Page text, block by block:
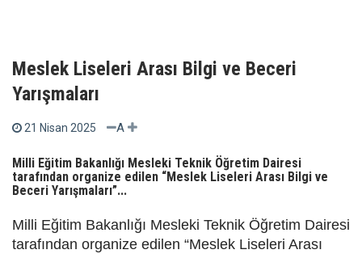
Meslek Liseleri Arası Bilgi ve Beceri
Yarışmaları
21 Nisan 2025 A
Milli Eğitim Bakanlığı Mesleki Teknik Öğretim Dairesi
tarafından organize edilen “Meslek Liseleri Arası Bilgi ve
Beceri Yarışmaları”...
Milli Eğitim Bakanlığı Mesleki Teknik Öğretim Dairesi
tarafından organize edilen “Meslek Liseleri Arası